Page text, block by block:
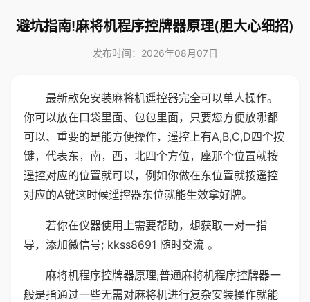
避坑指南!麻将机程序控牌器原理(胆大心细招)
发布时间：2026年08月07日
最新款免安装麻将机遥控器完全可以单人操作。
你可以放在口袋里面、包包里面，只要您方便放哪都
可以、重要的是能方便操作，遥控上有A,B,C,D四个按
键，代表东，南，西，北四个方位，座那个位置就按
遥控对应的位置就可以，例如你做在东位置就按遥控
对应的A键这时候遥控器东位就能生效拿好牌。
若你在仪器使用上需要帮助，想获取一对一指
导，添加微信号; kkss8691 随时交流 。
麻将机程序控牌器原理;普通麻将机程序控牌器一
般是指通过一些无需对麻将机进行复杂安装操作就能